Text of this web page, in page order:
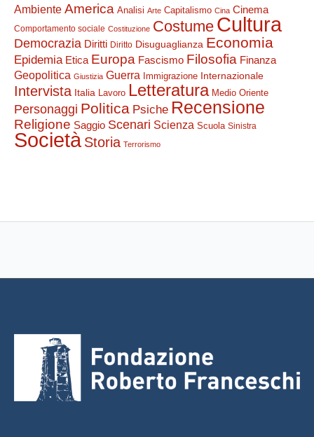
Ambiente America Analisi Arte Capitalismo Cina Cinema
Comportamento sociale Costituzione Costume Cultura
Democrazia Diritti Diritto Disuguaglianza Economia
Epidemia Etica Europa Fascismo Filosofia Finanza
Geopolitica Giustizia Guerra Immigrazione Internazionale
Intervista Italia Lavoro Letteratura Medio Oriente
Personaggi Politica Psiche Recensione
Religione Saggio Scenari Scienza Scuola Sinistra
Società Storia Terrorismo